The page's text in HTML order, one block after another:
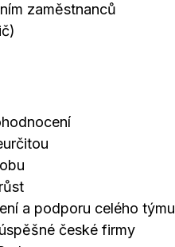
zaměstnanců
a podporu celého týmu
české firmy